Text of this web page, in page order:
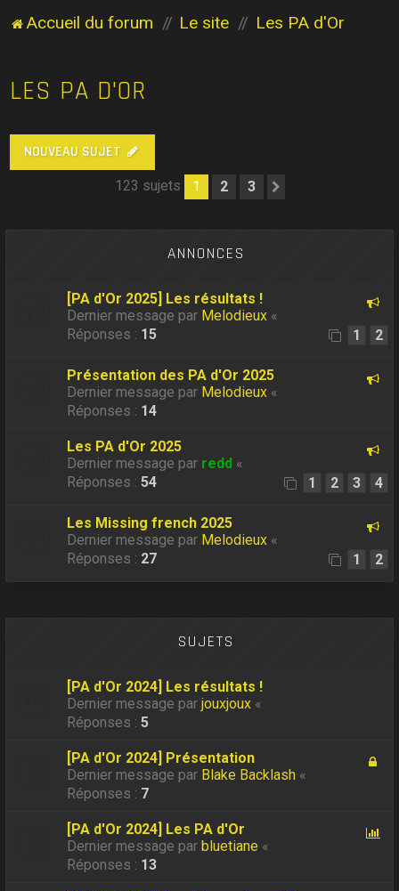
Accueil du forum Le site Les PA d'Or
LES PA D'OR
NOUVEAU SUJET
123 sujets 1 2 3
ANNONCES
[PA d'Or 2025] Les résultats !
Dernier message par Melodieux «
Réponses : 15 1 2
Présentation des PA d'Or 2025
Dernier message par Melodieux «
Réponses : 14
Les PA d'Or 2025
Dernier message par redd «
Réponses :54 1 2 3 4
Les Missing french 2025
Dernier message par Melodieux «
Réponses : 27 1 2
SUJETS
[PA d'Or 2024] Les résultats !
Dernier message parjouxjoux «
Réponses :5
[PA d'Or 2024] Présentation
Dernier message par Blake Backlash «
Réponses : 7
[PA d'Or 2024] Les PA d'Or
Dernier message par bluetiane «
Réponses : 13